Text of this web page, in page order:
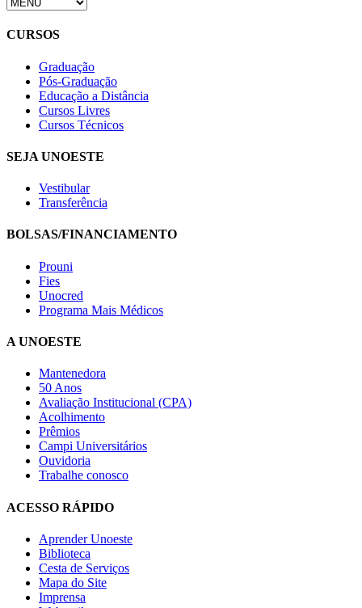
CURSOS
Graduação
Pós-Graduação
Educação a Distância
Cursos Livres
Cursos Técnicos
SEJA UNOESTE
Vestibular
Transferência
BOLSAS/FINANCIAMENTO
Prouni
Fies
Unocred
Programa Mais Médicos
A UNOESTE
Mantenedora
50 Anos
Avaliação Institucional (CPA)
Acolhimento
Prêmios
Campi Universitários
Ouvidoria
Trabalhe conosco
ACESSO RÁPIDO
Aprender Unoeste
Biblioteca
Cesta de Serviços
Mapa do Site
Imprensa